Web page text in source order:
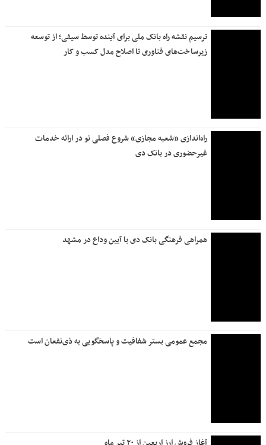
ترسیم نقشه راه بانک ملی برای آینده توسط سیفی؛ از توسعه
زیرساخت‌های فناوری تا اصلاح مدل کسب و کار
راه‌اندازی «شعبه مجازی» شروع فصلی نو در ارائه خدمات
غیرحضوری در بانک دی
همراهی فرهنگی بانک دی با آیین وداع در مشهد
مجمع عمومی بستر شفافیت و پاسخگویی به ذی‌نفعان است